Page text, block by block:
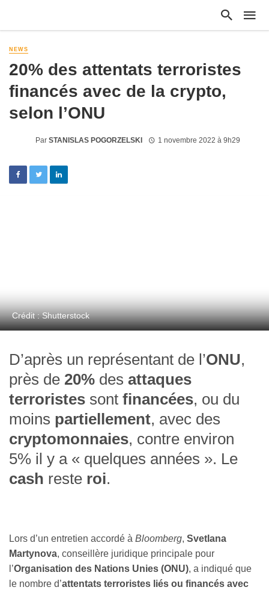
NEWS
20% des attentats terroristes
financés avec de la crypto,
selon l’ONU
Par STANISLAS POGORZELSKI 1 novembre 2022 à 9h29
Crédit : Shutterstock
D’après un représentant de l’ONU,
près de 20% des attaques
terroristes sont financées, ou du
moins partiellement, avec des
cryptomonnaies, contre environ
5% il y a « quelques années ». Le
cash reste roi.
Lors d’un entretien accordé à Bloomberg, Svetlana
Martynova, conseillère juridique principale pour
l’Organisation des Nations Unies (ONU), a indiqué que
le nombre d’attentats terroristes liés ou financés avec